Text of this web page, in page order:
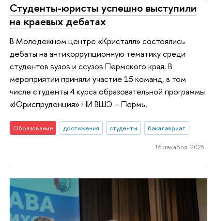
Студенты-юристы успешно выступили
на краевых дебатах
В Молодежном центре «Кристалл» состоялись
дебаты на антикоррупционную тематику среди
студентов вузов и ссузов Пермского края. В
мероприятии приняли участие 15 команд, в том
числе студенты 4 курса образовательной программы
«Юриспруденция» НИ ВШЭ – Пермь.
Образование достижения студенты бакалавриат
16 декабря 2025